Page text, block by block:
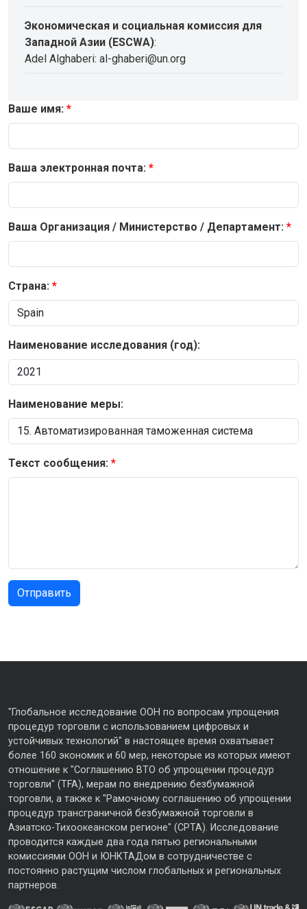
Экономическая и социальная комиссия для
Западной Азии (ESCWA):
Adel Alghaberi: al-ghaberi@un.org
Ваше имя:
Ваша электронная почта:
Ваша Организация / Министерство / Департамент:
Страна:
Наименование исследования (год):
Наименование меры:
Текст сообщения:
"Глобальное исследование ООН по вопросам упрощения
процедур торговли с использованием цифровых и
устойчивых технологий" в настоящее время охватывает
более 160 экономик и 60 мер, некоторые из которых имеют
отношение к "Соглашению ВТО об упрощении процедур
торговли" (TFA), мерам по внедрению безбумажной
торговли, а также к "Рамочному соглашению об упрощении
процедур трансграничной безбумажной торговли в
Азиатско-Тихоокеанском регионе" (CPTA). Исследование
проводится каждые два года пятью региональными
комиссиями ООН и ЮНКТАДом в сотрудничестве с
постоянно растущим числом глобальных и региональных
партнеров.